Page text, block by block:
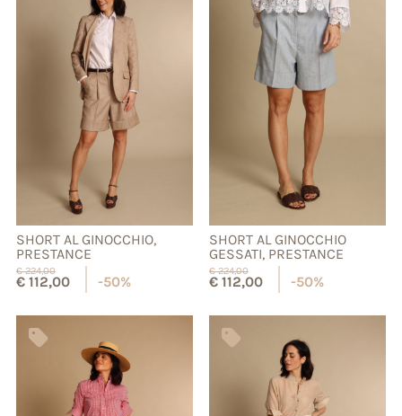
SHORT AL GINOCCHIO,
PRESTANCE
€224,00
€112,00 -50%
SHORT AL GINOCCHIO
GESSATI, PRESTANCE
€224,00
€112,00 -50%